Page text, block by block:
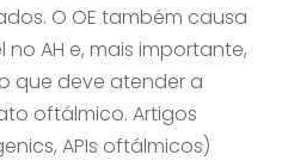
O OE também causa
AH e, mais importante,
que deve atender a
oftálmico. Artigos
APIs oftálmicos)